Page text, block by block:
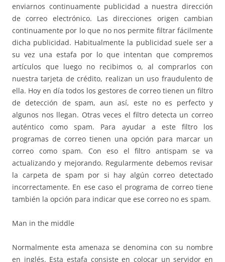
enviarnos continuamente publicidad a nuestra dirección
de correo electrónico. Las direcciones origen cambian
continuamente por lo que no nos permite filtrar fácilmente
dicha publicidad. Habitualmente la publicidad suele ser a
su vez una estafa por lo que intentan que compremos
artículos que luego no recibimos o, al comprarlos con
nuestra tarjeta de crédito, realizan un uso fraudulento de
ella. Hoy en día todos los gestores de correo tienen un filtro
de detección de spam, aun así, este no es perfecto y
algunos nos llegan. Otras veces el filtro detecta un correo
auténtico como spam. Para ayudar a este filtro los
programas de correo tienen una opción para marcar un
correo como spam. Con eso el filtro antispam se va
actualizando y mejorando. Regularmente debemos revisar
la carpeta de spam por si hay algún correo detectado
incorrectamente. En ese caso el programa de correo tiene
también la opción para indicar que ese correo no es spam.
Man in the middle
Normalmente esta amenaza se denomina con su nombre
en inglés. Esta estafa consiste en colocar un servidor en